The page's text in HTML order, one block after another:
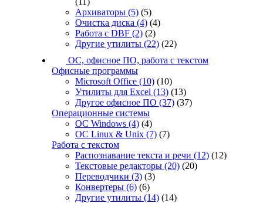
Архиваторы (5) (5)
Очистка диска (4) (4)
Работа с DBF (2) (2)
Другие утилиты (22) (22)
ОС, офисное ПО, работа с текстом
Офисные программы
Microsoft Office (10) (10)
Утилиты для Excel (13) (13)
Другое офисное ПО (37) (37)
Операционные системы
ОС Windows (4) (4)
ОС Linux & Unix (7) (7)
Работа с текстом
Распознавание текста и речи (12) (12)
Текстовые редакторы (20) (20)
Переводчики (3) (3)
Конвертеры (6) (6)
Другие утилиты (14) (14)